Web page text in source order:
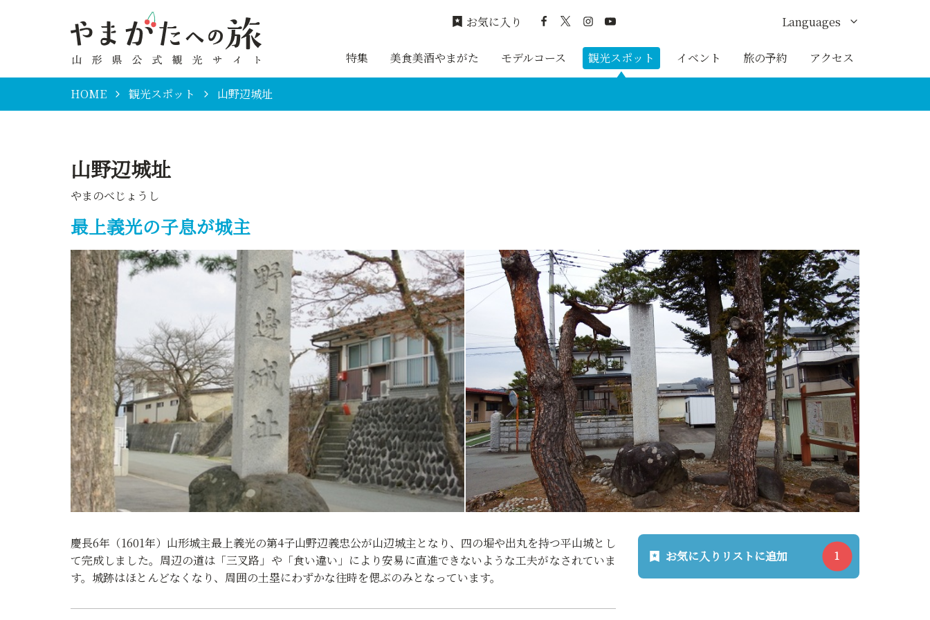
特集 美食美酒やまがた モデルコース 観光スポット イベント 旅の予約 アクセス
お気に入り Languages
English
HOME 観光スポット 山野辺城址
山野辺城址
やまのべじょうし
最上義光の子息が城主
慶長6年（1601年）山形城主最上義光の第4子山野辺義忠公が山辺城主となり、四の堀や出丸を持つ平山城とし
て完成しました。周辺の道は「三叉路」や「食い違い」により安易に直進できないような工夫がなされていま
す。城跡はほとんどなくなり、周囲の土塁にわずかな往時を偲ぶのみとなっています。
お気に入りリストに追加